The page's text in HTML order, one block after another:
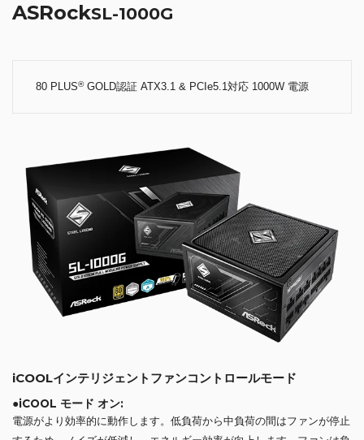
ASRockSL-1000G
80 PLUS®GOLD認証 ATX3.1 & PCIe5.1対応 1000W 電源
iCOOLインテリジェントファンコントロールモード
●iCOOL モード オン:
電源がより効率的に動作します。低負荷から中負荷の間はファンが停止